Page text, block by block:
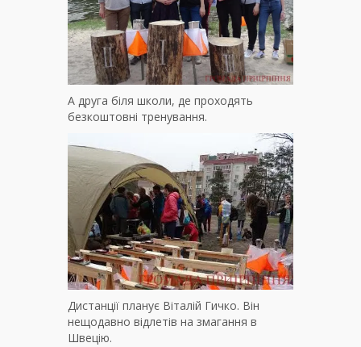
А друга біля школи, де проходять
безкоштовні тренування.
Дистанції планує Віталій Гичко. Він
нещодавно відлетів на змагання в
Швецію.